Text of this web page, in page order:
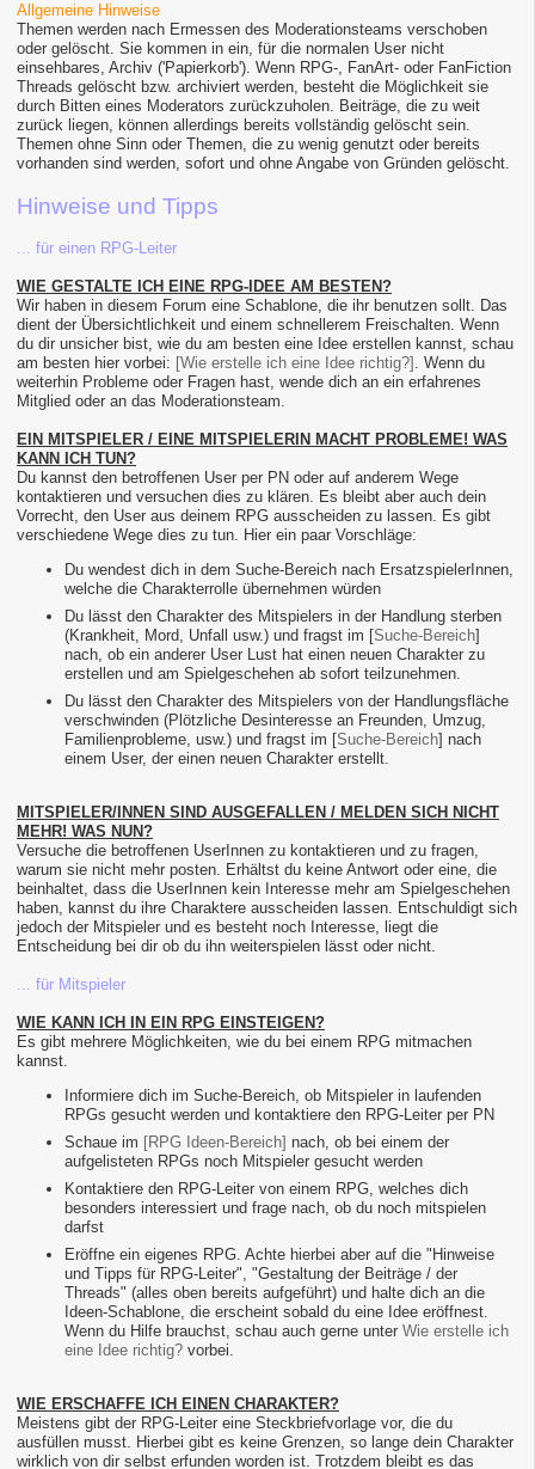
Allgemeine Hinweise
Themen werden nach Ermessen des Moderationsteams verschoben
oder gelöscht. Sie kommen in ein, für die normalen User nicht
einsehbares, Archiv ('Papierkorb'). Wenn RPG-, FanArt- oder FanFiction
Threads gelöscht bzw. archiviert werden, besteht die Möglichkeit sie
durch Bitten eines Moderators zurückzuholen. Beiträge, die zu weit
zurück liegen, können allerdings bereits vollständig gelöscht sein.
Themen ohne Sinn oder Themen, die zu wenig genutzt oder bereits
vorhanden sind werden, sofort und ohne Angabe von Gründen gelöscht.
Hinweise und Tipps
... für einen RPG-Leiter
WIE GESTALTE ICH EINE RPG-IDEE AM BESTEN?
Wir haben in diesem Forum eine Schablone, die ihr benutzen sollt. Das
dient der Übersichtlichkeit und einem schnellerem Freischalten. Wenn
du dir unsicher bist, wie du am besten eine Idee erstellen kannst, schau
am besten hier vorbei: [Wie erstelle ich eine Idee richtig?] . Wenn du
weiterhin Probleme oder Fragen hast, wende dich an ein erfahrenes
Mitglied oder an das Moderationsteam.
EIN MITSPIELER / EINE MITSPIELERIN MACHT PROBLEME! WAS
KANN ICH TUN?
Du kannst den betroffenen User per PN oder auf anderem Wege
kontaktieren und versuchen dies zu klären. Es bleibt aber auch dein
Vorrecht, den User aus deinem RPG ausscheiden zu lassen. Es gibt
verschiedene Wege dies zu tun. Hier ein paar Vorschläge:
Du wendest dich in dem Suche-Bereich nach ErsatzspielerInnen,
welche die Charakterrolle übernehmen würden
Du lässt den Charakter des Mitspielers in der Handlung sterben
(Krankheit, Mord, Unfall usw.) und fragst im [Suche-Bereich]
nach, ob ein anderer User Lust hat einen neuen Charakter zu
erstellen und am Spielgeschehen ab sofort teilzunehmen.
Du lässt den Charakter des Mitspielers von der Handlungsfläche
verschwinden (Plötzliche Desinteresse an Freunden, Umzug,
Familienprobleme, usw.) und fragst im [Suche-Bereich] nach
einem User, der einen neuen Charakter erstellt.
MITSPIELER/INNEN SIND AUSGEFALLEN / MELDEN SICH NICHT
MEHR! WAS NUN?
Versuche die betroffenen UserInnen zu kontaktieren und zu fragen,
warum sie nicht mehr posten. Erhältst du keine Antwort oder eine, die
beinhaltet, dass die UserInnen kein Interesse mehr am Spielgeschehen
haben, kannst du ihre Charaktere ausscheiden lassen. Entschuldigt sich
jedoch der Mitspieler und es besteht noch Interesse, liegt die
Entscheidung bei dir ob du ihn weiterspielen lässt oder nicht.
... für Mitspieler
WIE KANN ICH IN EIN RPG EINSTEIGEN?
Es gibt mehrere Möglichkeiten, wie du bei einem RPG mitmachen
kannst.
Informiere dich im Suche-Bereich, ob Mitspieler in laufenden
RPGs gesucht werden und kontaktiere den RPG-Leiter per PN
Schaue im [RPG Ideen-Bereich] nach, ob bei einem der
aufgelisteten RPGs noch Mitspieler gesucht werden
Kontaktiere den RPG-Leiter von einem RPG, welches dich
besonders interessiert und frage nach, ob du noch mitspielen
darfst
Eröffne ein eigenes RPG. Achte hierbei aber auf die "Hinweise
und Tipps für RPG-Leiter", "Gestaltung der Beiträge / der
Threads" (alles oben bereits aufgeführt) und halte dich an die
Ideen-Schablone, die erscheint sobald du eine Idee eröffnest.
Wenn du Hilfe brauchst, schau auch gerne unter Wie erstelle ich
eine Idee richtig? vorbei.
WIE ERSCHAFFE ICH EINEN CHARAKTER?
Meistens gibt der RPG-Leiter eine Steckbriefvorlage vor, die du
ausfüllen musst. Hierbei gibt es keine Grenzen, so lange dein Charakter
wirklich von dir selbst erfunden worden ist. Trotzdem bleibt es das